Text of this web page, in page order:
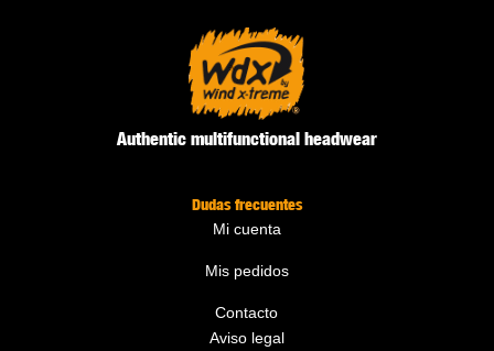
Authentic multifunctional headwear
Dudas frecuentes
Mi cuenta
Mis pedidos
Contacto
Aviso legal